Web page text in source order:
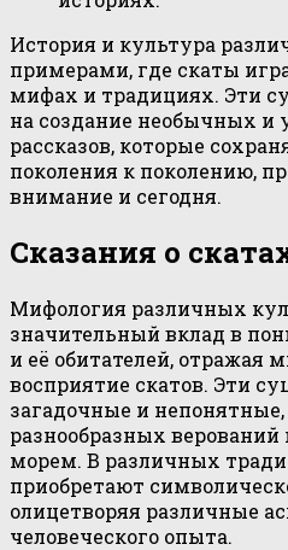
История и культура
примерами, где скаты
мифах и традициях. Эти
на создание необычных и
рассказов, которые
поколения к поколению,
внимание и сегодня.
Сказания о
Мифология различных
значительный вклад в
и её обитателей, отражая
восприятие скатов. Эти
загадочные и
разнообразных
морем. В различных
приобретают
олицетворяя различные
человеческого опыта.